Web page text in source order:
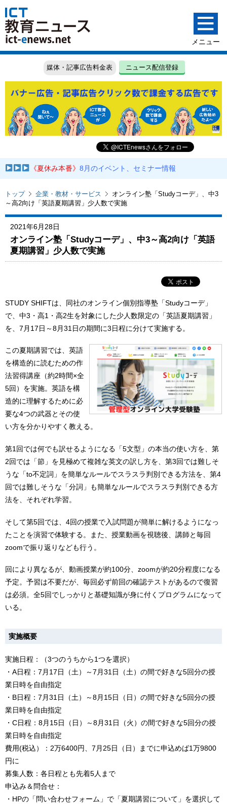
媒体・記事広告料金表 ニュース配信登録
《夏休み本番》8月のイベント、セミナー情報
トップ 企業・教材・サービス
オンライン塾「Studyコーデ」、中3
～高2向け「英語夏期講習」少人数で実施
2021年6月28日
オンライン塾「Studyコーデ」、中3～高2向け「英語
夏期講習」少人数で実施
STUDY SHIFTは、同社のオンライン個別指導塾「Studyコーデ」
で、中3・高1・高2生を対象にした少人数限定の「英語夏期講習」
を、7月17日～8月31日の期間に3日程に分けて実施する。
この夏期講習では、英語
を構造的に読むための作
法習得講座（約2時間×全
5回）を実施。英語を構
造的に理解するために必
要な4つの武器とその使
い方を分かりやすく教える。
第1回では何でも訳せるようになる「5文型」の本当の使い方を、第
2回では「節」を見極めて複雑な英文の訳し方を、第3回では難しそ
うな「to不定詞」を簡単なルールでスラスラ判別できる方法を、第4
回では難しそうな「分詞」も簡単なルールでスラスラ判別できる方
法を、それぞれ学習。
そして第5回では、4回の授業で入試問題が簡単に解けるようになっ
たことを演習で体験する。また、授業動画を視聴後、講師と毎回
zoomで振り返りなども行う。
回により異なるが、動画授業が約100分、zoomが約20分程度になる
予定。予習は不要だが、毎回必ず前回の確認テストがあるので復習
は必須。全5回でしっかりと基礎知識が身に付くプログラムになって
いる。
実施概要
実施日程：（3つのうちから1つを選択）
・A日程：7月17日（土）～7月31日（土）の間で好きな5回分の授
業日時を自由指定
・B日程：7月31日（土）～8月15日（日）の間で好きな5回分の授
業日時を自由指定
・C日程：8月15日（日）～8月31日（火）の間で好きな5回分の授
業日時を自由指定
費用(税込）：2万6400円、7月25日（日）までに申込めば1万9800
円に
募集人数：各日程とも先着5人まで
申込み＆問合せ：
・HPの「問い合わせフォーム」で「夏期講習について」を選択して